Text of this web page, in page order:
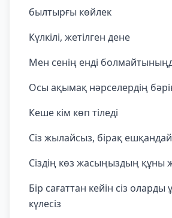
былтырғы көйлек
Күлкілі, жетілген дене
Мен сенің енді
Осы ақымақ нәрселердің
Кеше кім көп тіледі
Сіз жылайсыз, бірақ ешқандай
Сіздің көз жасыңыздың құны
Бір сағаттан кейін сіз
күлесіз